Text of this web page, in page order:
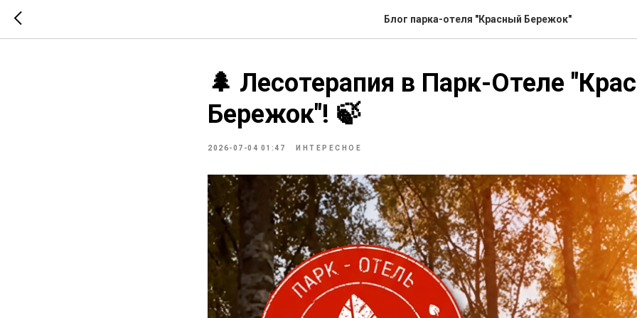
Блог парка-отеля "Красный Бережок"
🌲 Лесотерапия в Парк-Отеле
Бережок"! 🍃
2026-07-04 01:47 ИНТЕРЕСНОЕ